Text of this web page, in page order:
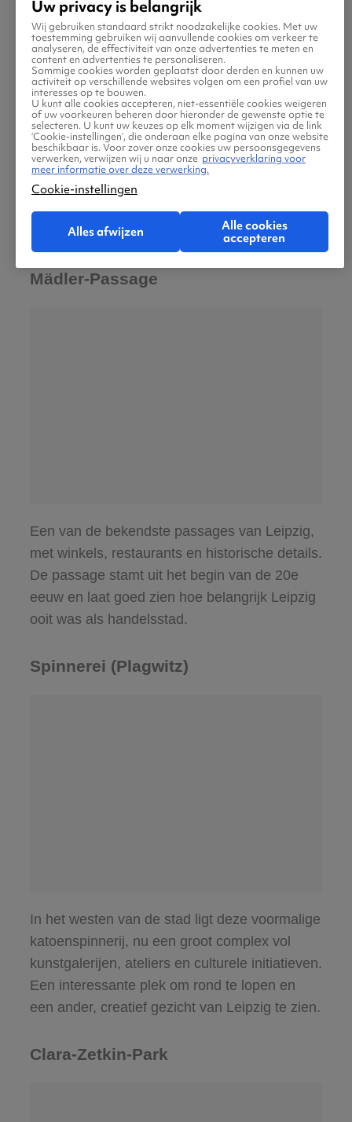
Deze kerk is onlosmakelijk verbonden met
Johann Sebastian Bach. Hij werkte hier
jarenlang als cantor en ligt er begraven.
Regelmatig zijn er concerten en repetities van
het beroemde Thomanerchor, wat de plek
extra bijzonder maakt.
Mädler-Passage
Een van de bekendste passages van Leipzig,
met winkels, restaurants en historische details.
De passage stamt uit het begin van de 20e
eeuw en laat goed zien hoe belangrijk Leipzig
ooit was als handelsstad.
Spinnerei (Plagwitz)
In het westen van de stad ligt deze voormalige
katoenspinnerij, nu een groot complex vol
kunstgalerijen, ateliers en culturele initiatieven.
Een interessante plek om rond te lopen en
een ander, creatief gezicht van Leipzig te zien.
Clara-Zetkin-Park
Uw privacy is belangrijk
Wij gebruiken standaard strikt noodzakelijke cookies. Met uw
toestemming gebruiken wij aanvullende cookies om verkeer te
analyseren, de effectiviteit van onze advertenties te meten en
content en advertenties te personaliseren.
Sommige cookies worden geplaatst door derden en kunnen uw
activiteit op verschillende websites volgen om een profiel van uw
interesses op te bouwen.
U kunt alle cookies accepteren, niet-essentiële cookies weigeren
of uw voorkeuren beheren door hieronder de gewenste optie te
selecteren. U kunt uw keuzes op elk moment wijzigen via de link
‘Cookie-instellingen’, die onderaan elke pagina van onze website
beschikbaar is. Voor zover onze cookies uw persoonsgegevens
verwerken, verwijzen wij u naar onze privacyverklaring voor
meer informatie over deze verwerking.
Cookie-instellingen
Alles afwijzen
Alle cookies
accepteren